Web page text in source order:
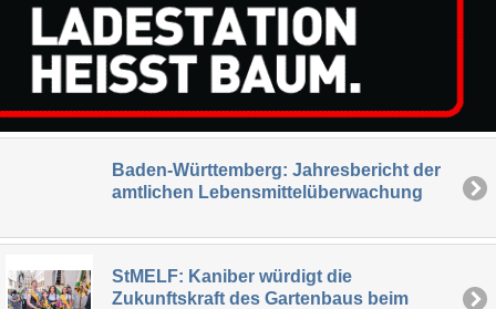
Baden-Württemberg: Jahresbericht der
amtlichen Lebensmittelüberwachung
StMELF: Kaniber würdigt die
Zukunftskraft des Gartenbaus beim